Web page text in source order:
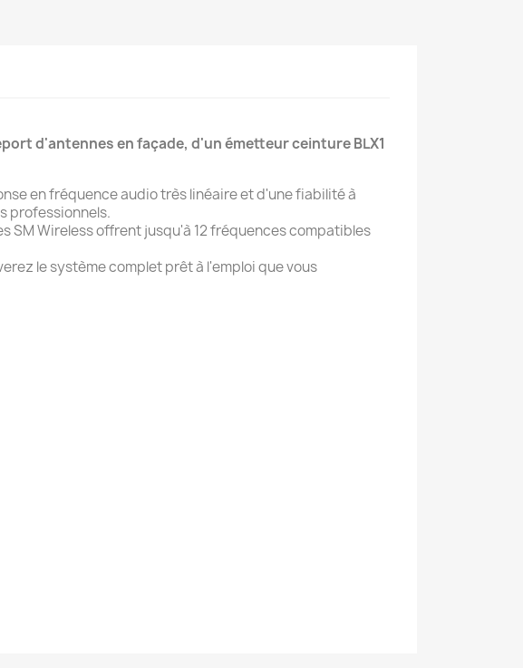
d'antennes en façade, d'un émetteur ceinture BLX1
en fréquence audio très linéaire et d'une fiabilité à
professionnels.
SM Wireless offrent jusqu'à 12 fréquences compatibles
le système complet prêt à l'emploi que vous